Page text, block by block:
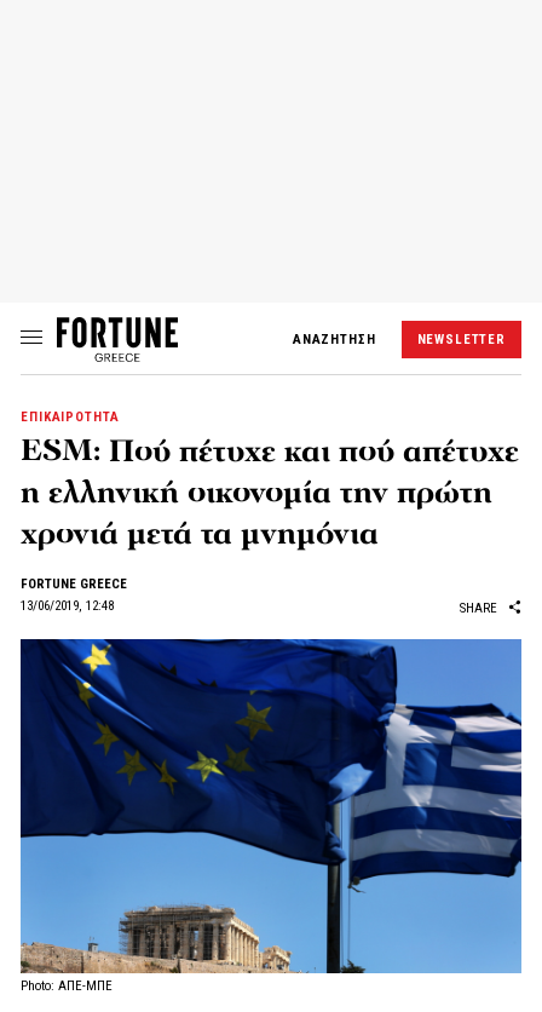
ΑΝΑΖΗΤΗΣΗ NEWSLETTER
ΕΠΙΚΑΙΡΟΤΗΤΑ
ESM: Πού πέτυχε και πού απέτυχε
η ελληνική οικονομία την πρώτη
χρονιά μετά τα μνημόνια
FORTUNE GREECE
13/06/2019, 12:48
SHARE
Photo: ΑΠΕ-ΜΠΕ